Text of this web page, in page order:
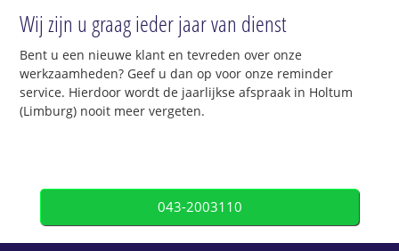
Wij zijn u graag ieder jaar van dienst
Bent u een nieuwe klant en tevreden over onze
werkzaamheden? Geef u dan op voor onze reminder
service. Hierdoor wordt de jaarlijkse afspraak in Holtum
(Limburg) nooit meer vergeten.
043-2003110